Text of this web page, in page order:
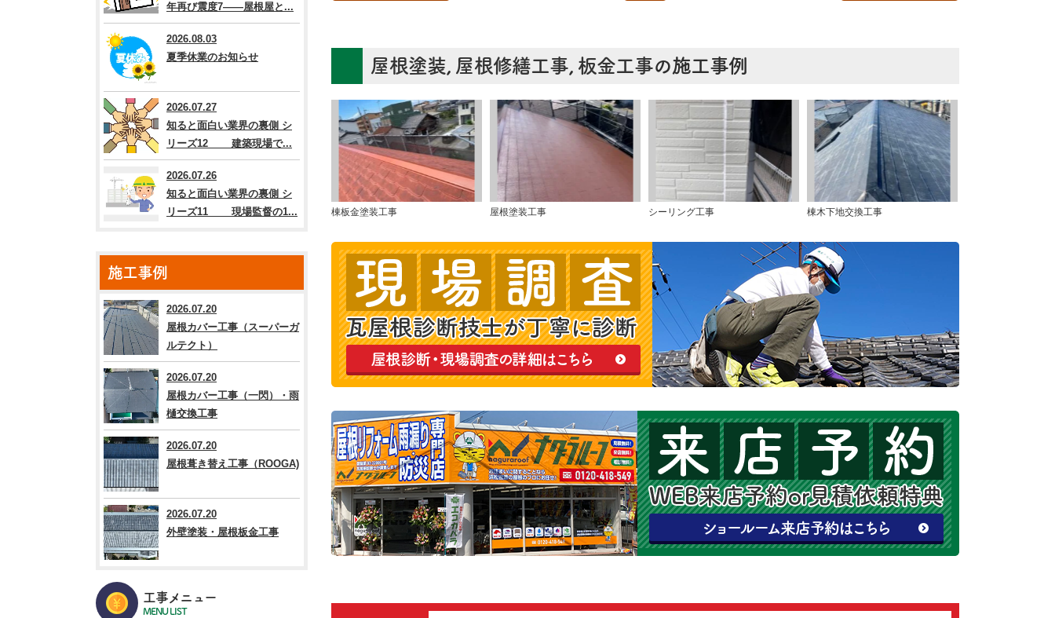
屋根塗装, 屋根修繕工事, 板金工事の施工事例
棟板金塗装工事 屋根塗装工事 シーリング工事 棟木下地交換工事
年再び震度7――屋根屋と...
2026.08.03
夏季休業のお知らせ
2026.07.27
知ると面白い業界の裏側 シ
リーズ12 建築現場で...
2026.07.26
知ると面白い業界の裏側 シ
リーズ11 現場監督の1...
施工事例
2026.07.20
屋根カバー工事（スーパーガ
ルテクト）
2026.07.20
屋根カバー工事（一閃）・雨
樋交換工事
2026.07.20
屋根葺き替え工事（ROOGA)
2026.07.20
外壁塗装・屋根板金工事
工事メニュー
MENU LIST